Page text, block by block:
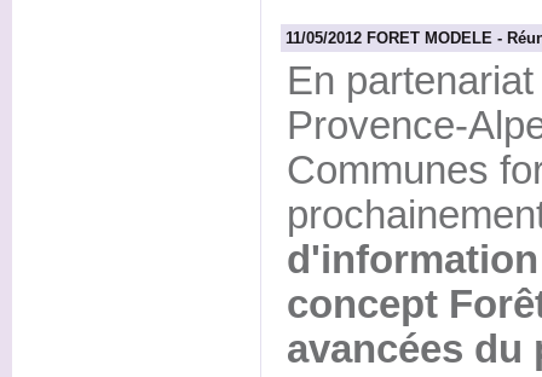
11/05/2012 FORET MODELE -
En
Provence-
Communes
concept
avancées du